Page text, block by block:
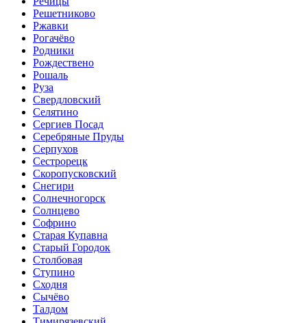
Решетниково
Ржавки
Рогачёво
Родники
Рождествено
Рошаль
Руза
Свердловский
Селятино
Сергиев Посад
Серебряные Пруды
Серпухов
Сестрорецк
Скоропусковский
Снегири
Солнечногорск
Солнцево
Софрино
Старая Купавна
Старый Городок
Столбовая
Ступино
Сходня
Сычёво
Талдом